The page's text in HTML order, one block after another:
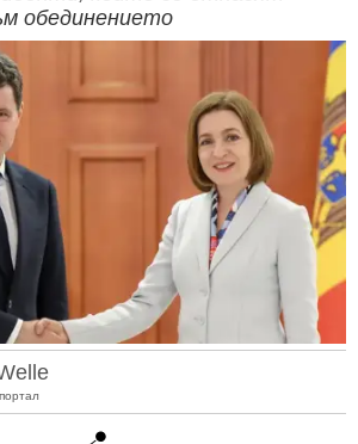
обединението